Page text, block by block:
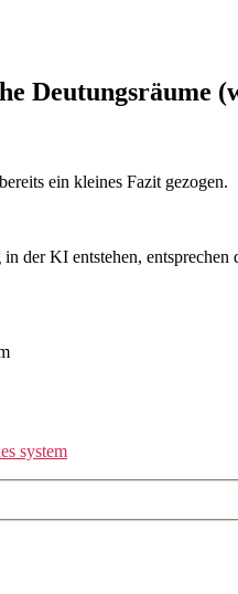
Deutungsräume
ein kleines Fazit gezogen.
der KI entstehen, entsprechen
system